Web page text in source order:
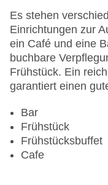
Anzahl der
Haustiere: gegen
Zimmerservice
Gesamtanzahl
Gesamtanzahl
Zahlungsarten:
Landeskategorie:
Es stehen
Einrichtungen zur
ein Café und eine
buchbare
Frühstück. Ein
garantiert einen
Bar
Frühstück
Frühstücksbuffet
Cafe